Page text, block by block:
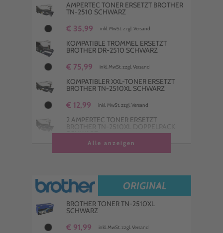
AMPERTEC TONER ERSETZT BROTHER
TN-2510 SCHWARZ
€ 35,99 inkl. MwSt. zzgl. Versand
KOMPATIBLE TROMMEL ERSETZT
BROTHER DR-2510 SCHWARZ
€ 75,99 inkl. MwSt. zzgl. Versand
KOMPATIBLER XXL-TONER ERSETZT
BROTHER TN-2510XL SCHWARZ
€ 12,99 inkl. MwSt. zzgl. Versand
2 AMPERTEC TONER ERSETZT
BROTHER TN-2510XL DOPPELPACK
SCHWARZ
SCHWARZ
€ 232,99
4 KOMPATIBLE TONER ERSETZT
SCHWARZ
Alle anzeigen
ORIGINAL
BROTHER TONER TN-2510XL
SCHWARZ
€ 91,99 inkl. MwSt. zzgl. Versand